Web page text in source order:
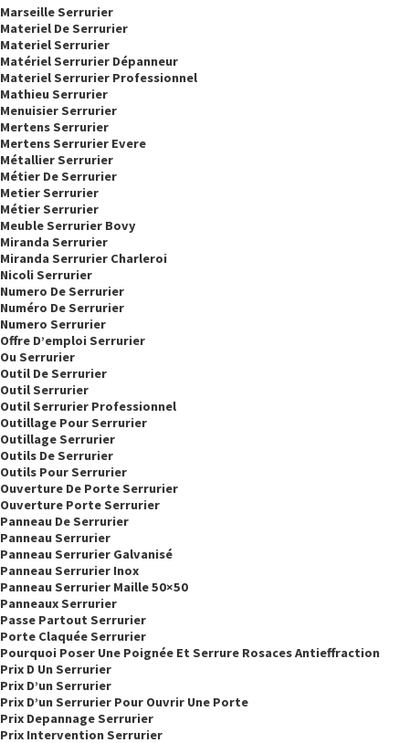
Marseille Serrurier
Materiel De Serrurier
Materiel Serrurier
Matériel Serrurier Dépanneur
Materiel Serrurier Professionnel
Mathieu Serrurier
Menuisier Serrurier
Mertens Serrurier
Mertens Serrurier Evere
Métallier Serrurier
Métier De Serrurier
Metier Serrurier
Métier Serrurier
Meuble Serrurier Bovy
Miranda Serrurier
Miranda Serrurier Charleroi
Nicoli Serrurier
Numero De Serrurier
Numéro De Serrurier
Numero Serrurier
Offre D’emploi Serrurier
Ou Serrurier
Outil De Serrurier
Outil Serrurier
Outil Serrurier Professionnel
Outillage Pour Serrurier
Outillage Serrurier
Outils De Serrurier
Outils Pour Serrurier
Ouverture De Porte Serrurier
Ouverture Porte Serrurier
Panneau De Serrurier
Panneau Serrurier
Panneau Serrurier Galvanisé
Panneau Serrurier Inox
Panneau Serrurier Maille 50×50
Panneaux Serrurier
Passe Partout Serrurier
Porte Claquée Serrurier
Pourquoi Poser Une Poignée Et Serrure Rosaces Antieffraction
Prix D Un Serrurier
Prix D’un Serrurier
Prix D’un Serrurier Pour Ouvrir Une Porte
Prix Depannage Serrurier
Prix Intervention Serrurier